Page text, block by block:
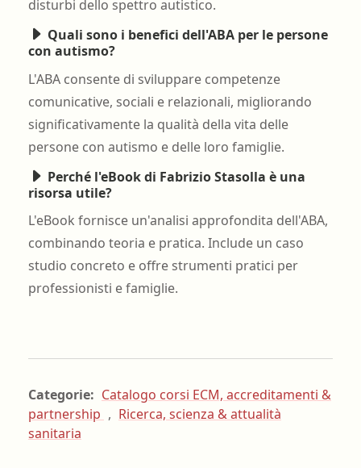
disturbi dello spettro autistico.
Quali sono i benefici dell'ABA per le persone
con autismo?
L'ABA consente di sviluppare competenze
comunicative, sociali e relazionali, migliorando
significativamente la qualità della vita delle
persone con autismo e delle loro famiglie.
Perché l'eBook di Fabrizio Stasolla è una
risorsa utile?
L'eBook fornisce un'analisi approfondita dell'ABA,
combinando teoria e pratica. Include un caso
studio concreto e offre strumenti pratici per
professionisti e famiglie.
Categorie: Catalogo corsi ECM, accreditamenti &
partnership , Ricerca, scienza & attualità
sanitaria